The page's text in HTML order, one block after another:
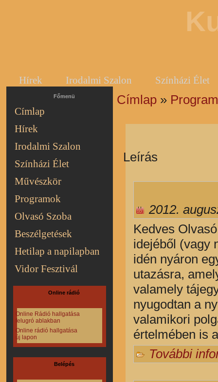
Hírek Irodalmi Szalon Színházi Élet
Főmenü
Címlap
Hírek
Irodalmi Szalon
Színházi Élet
Művészkör
Programok
Olvasó Szoba
Beszélgetések
Hetilap a napilapban
Vidor Fesztivál
Online rádió
Online Rádió hallgatása
felugró ablakban
Online rádió hallgatása
új lapon
Belépés
Jelenlegi hely
Címlap »
Leírás
2012.
Kedves
idejéből (vagy
idén nyáron
utazásra,
valamely
nyugodtan a
valamikori
értelmében is
További